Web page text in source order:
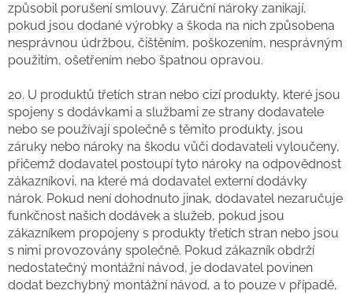
způsobil porušení smlouvy. Záruční nároky zanikají,
pokud jsou dodané výrobky a škoda na nich způsobena
nesprávnou údržbou, čištěním, poškozením, nesprávným
použitím, ošetřením nebo špatnou opravou.
20. U produktů třetích stran nebo cizí produkty, které jsou
spojeny s dodávkami a službami ze strany dodavatele
nebo se používají společně s těmito produkty, jsou
záruky nebo nároky na škodu vůči dodavateli vyloučeny,
přičemž dodavatel postoupí tyto nároky na odpovědnost
zákazníkovi, na které má dodavatel externí dodávky
nárok. Pokud není dohodnuto jinak, dodavatel nezaručuje
funkčnost našich dodávek a služeb, pokud jsou
zákazníkem propojeny s produkty třetích stran nebo jsou
s nimi provozovány společně. Pokud zákazník obdrží
nedostatečný montážní návod, je dodavatel povinen
dodat bezchybný montážní návod, a to pouze v případě,